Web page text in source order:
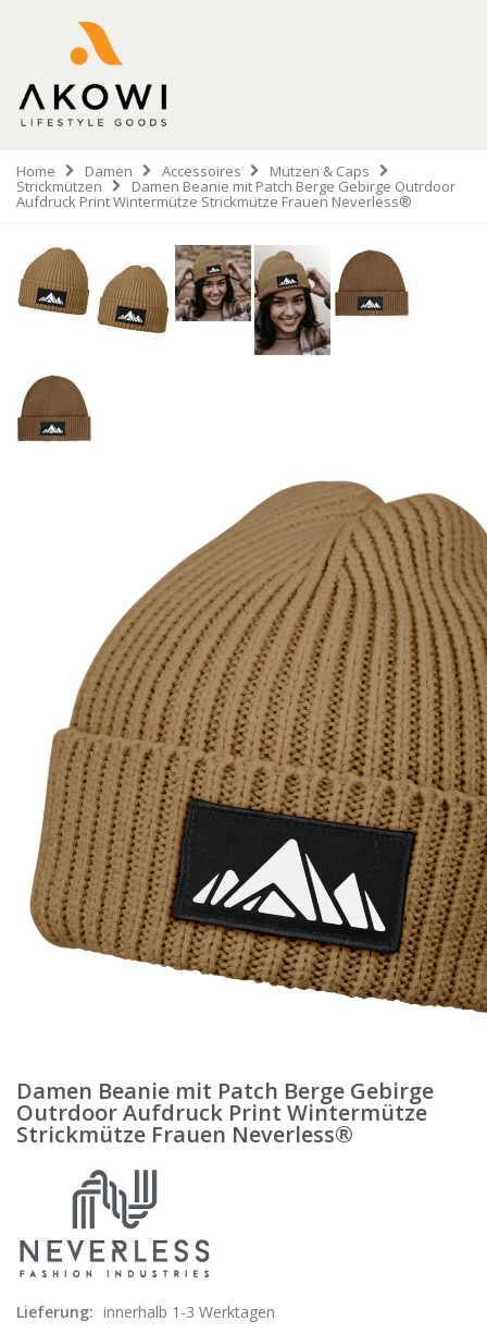
Home Damen Accessoires Mützen & Caps
Strickmützen Damen Beanie mit Patch Berge Gebirge Outrdoor
Aufdruck Print Wintermütze Strickmütze Frauen Neverless®
Damen Beanie mit Patch Berge Gebirge
Outrdoor Aufdruck Print Wintermütze
Strickmütze Frauen Neverless®
Lieferung: innerhalb 1-3 Werktagen